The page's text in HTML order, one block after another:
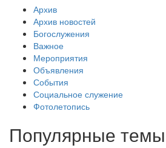
Архив
Архив новостей
Богослужения
Важное
Мероприятия
Объявления
События
Социальное служение
Фотолетопись
Популярные темы